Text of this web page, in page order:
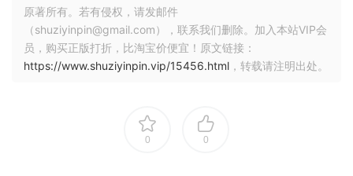
https://bogrendigital.com/collections/all/pr
oducts/irdx-core
Install & Replace (with patched)
原著所有。若有侵权，请发邮件
（shuziyinpin@gmail.com），联系我们删除。加入本站VIP会
员，购买正版打折，比淘宝价便宜！原文链接：
https://www.shuziyinpin.vip/15456.html ，转载请注明出处。
0 0